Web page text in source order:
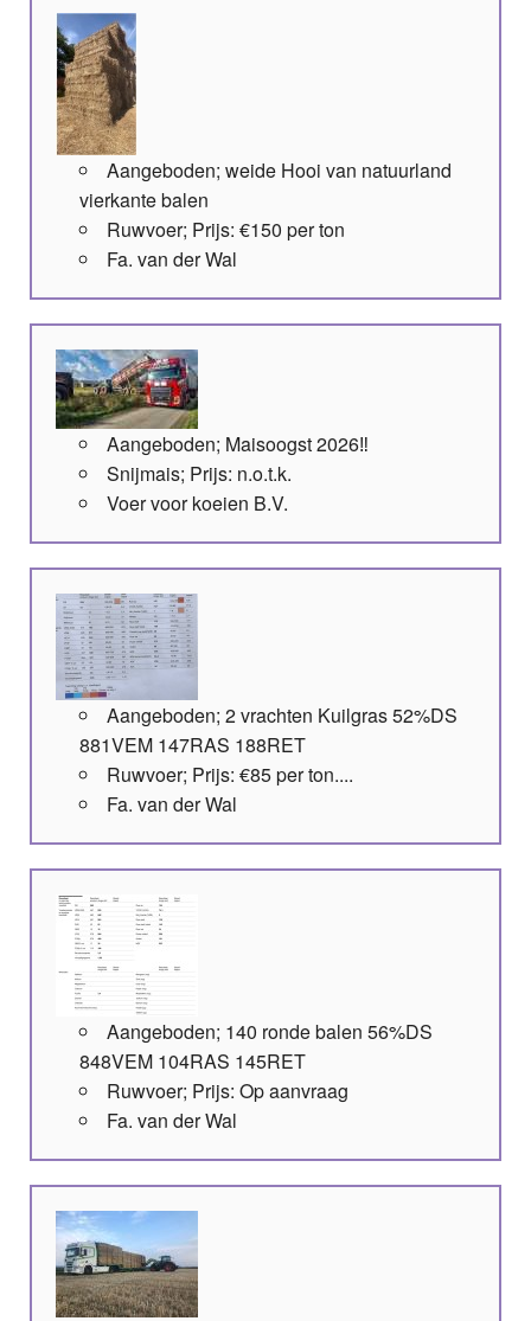
Aangeboden; weide Hooi van natuurland
vierkante balen
Ruwvoer; Prijs: €150 per ton
Fa. van der Wal
Aangeboden; Maisoogst 2026‼️
Snijmais; Prijs: n.o.t.k.
Voer voor koeien B.V.
Aangeboden; 2 vrachten Kuilgras 52%DS
881VEM 147RAS 188RET
Ruwvoer; Prijs: €85 per ton....
Fa. van der Wal
Aangeboden; 140 ronde balen 56%DS
848VEM 104RAS 145RET
Ruwvoer; Prijs: Op aanvraag
Fa. van der Wal